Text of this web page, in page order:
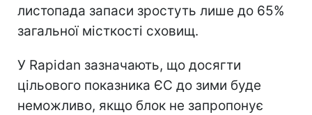
листопада запаси зростуть лише до 65%
загальної місткості сховищ.
У Rapidan зазначають, що досягти
цільового показника ЄС до зими буде
неможливо, якщо блок не запропонує